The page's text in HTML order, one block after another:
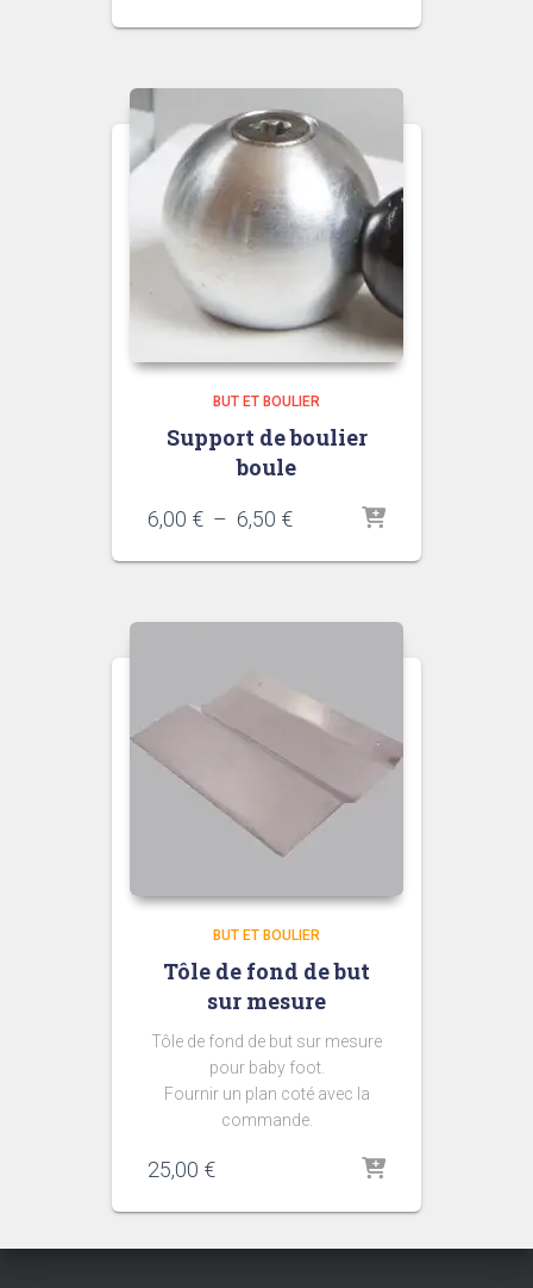
BUT ET BOULIER
Support de boulier
boule
6,00 € – 6,50 €Plage
prix :
à
BUT ET BOULIER
Tôle de fond de but
sur mesure
Tôle de fond de but sur mesure
pour baby foot.
Fournir un plan coté avec la
commande.
25,00 €